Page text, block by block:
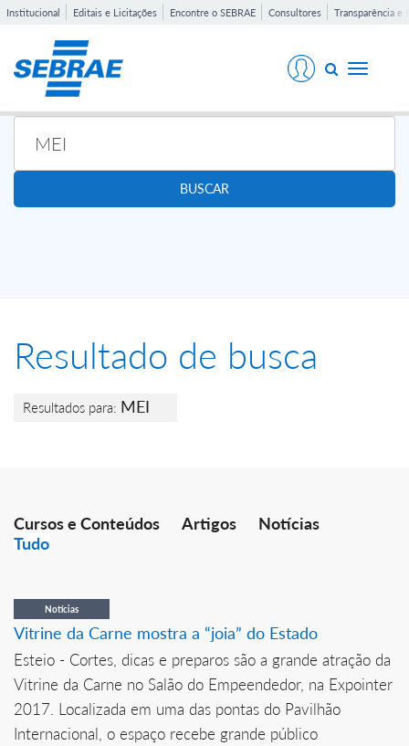
Institucional Editais e Licitações Encontre o SEBRAE Consultores Transparência e
Toggle
BUSCAR
Resultado de busca
Resultados para: MEI
Cursos e Conteúdos Artigos
Notícias
Tudo
Notícias
Vitrine da Carne mostra a “joia” do Estado
Esteio - Cortes, dicas e preparos são a grande atração da
Vitrine da Carne no Salão do Empeendedor, na Expointer
2017. Localizada em uma das pontas do Pavilhão
Internacional, o espaço recebe grande público